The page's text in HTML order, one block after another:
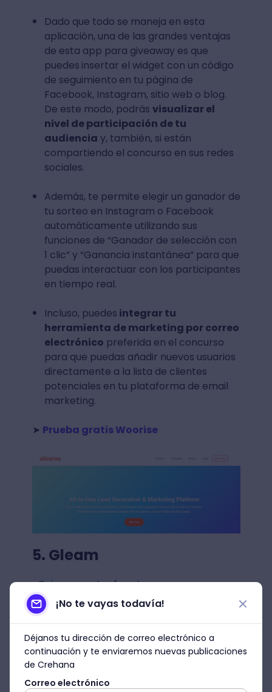
Dado que todo se maneja en esta
aplicación, una de las grandes ventajas
de esta app para giveaway es que
puedes insertar el widget con un código
de seguimiento en tu página de
Facebook, Instagram, sitio web o blog.
De este modo, podrás visualizar el
nivel de participación de tu
audiencia y, también, si están
compartiendo el concurso en sus redes
sociales.
Además, te permite elegir un ganador de
tu sorteo en Instagram o Facebook
automáticamente utilizando sus
funciones de “Ganador de selección con
1 clic” y “Ganancia instantánea” para que
puedas interactuar con los participantes
en tiempo real.
Incluso, puedes integrar tu
herramienta de marketing por correo
electrónico preferida en el concurso
para que puedas añadir nuevos usuarios
directamente a la lista de clientes
potenciales en tu plataforma de email
marketing.
➤ Prueba gratis Woorise
5. Gleam
¿Quieres que tus fans te reconozcan
fácilmente al igual que sus influencers
favoritos? Esta app para giveaway te
proporciona herramientas muy útiles para
abrirte un camino hacia el crecimiento de
una mayor audiencia.
Según un estudio publicado en elblog
¡No te vayas todavía!
Déjanos tu dirección de correo electrónico a
continuación y te enviaremos nuevas publicaciones
de Crehana
Correo electrónico